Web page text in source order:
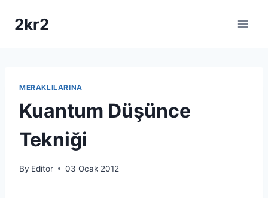
2kr2
MERAKLILARINA
Kuantum Düşünce
Tekniği
By Editor 03 Ocak 2012